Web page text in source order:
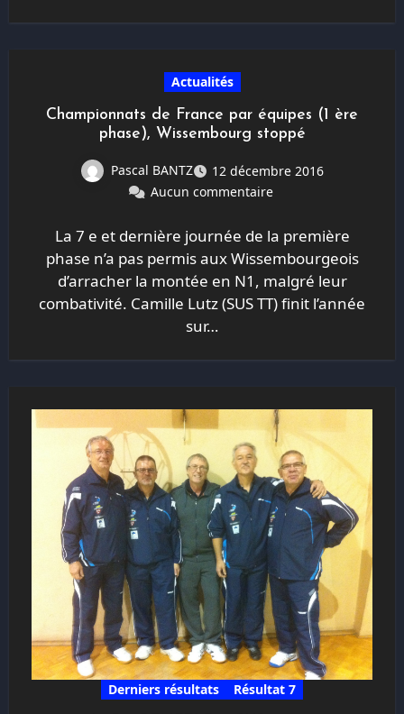
Actualités
Championnats de France par équipes (1 ère
phase), Wissembourg stoppé
Pascal BANTZ
12 décembre 2016
Aucun commentaire
La 7 e et dernière journée de la première
phase n’a pas permis aux Wissembourgeois
d’arracher la montée en N1, malgré leur
combativité. Camille Lutz (SUS TT) finit l’année
sur…
Derniers résultats Résultat 7